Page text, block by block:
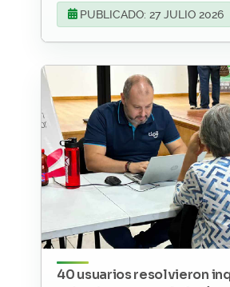
PUBLICADO: 27 JULIO 2026
40 usuarios resolvieron